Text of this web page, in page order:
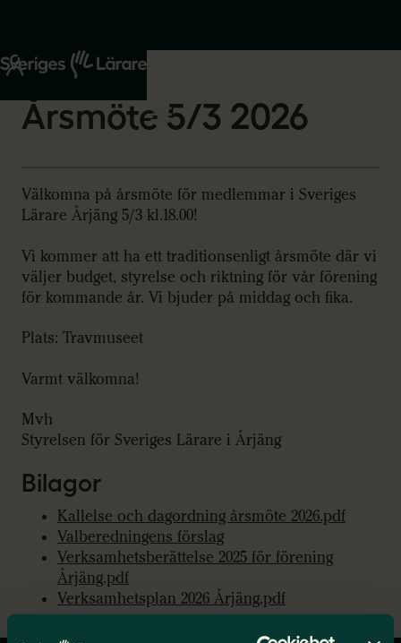
Start
Om oss
2026-01-22
Årsmöte 5/3 2026
Välkomna på årsmöte för medlemmar i Sveriges
Lärare Årjäng 5/3 kl.18.00!
Vi kommer att ha ett traditionsenligt årsmöte där vi
väljer budget, styrelse och riktning för vår förening
för kommande år. Vi bjuder på middag och fika.
Plats: Travmuseet
Varmt välkomna!
Mvh
Styrelsen för Sveriges Lärare i Årjäng
Bilagor
Kallelse och dagordning årsmöte 2026.pdf
Valberedningens förslag
Verksamhetsberättelse 2025 för förening
Årjäng.pdf
Verksamhetsplan 2026 Årjäng.pdf